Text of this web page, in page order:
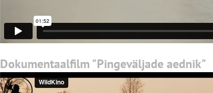
Dokumentaalfilm "Pingeväljade aednik"